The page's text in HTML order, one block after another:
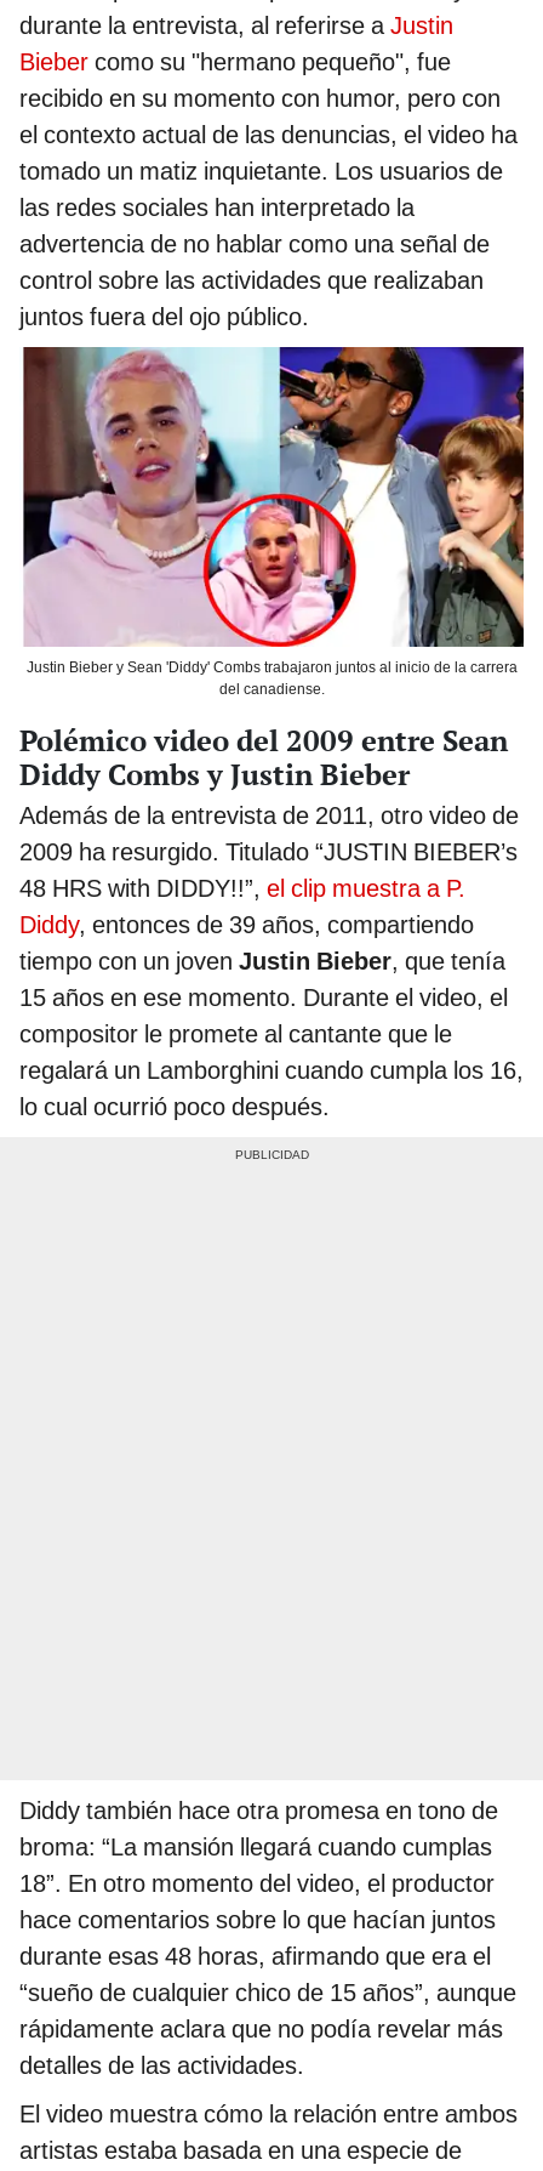
durante la entrevista, al referirse aJustin
Bieber como su "hermano pequeño", fue
recibido en su momento con humor, pero con
el contexto actual de las denuncias, el video ha
tomado un matiz inquietante. Los usuarios de
las redes sociales han interpretado la
advertencia de no hablar como una señal de
control sobre las actividades que realizaban
juntos fuera del ojo público.
Justin Bieber y Sean 'Diddy' Combs trabajaron juntos al inicio de la carrera
del canadiense.
Polémico video del 2009 entre Sean
Diddy Combs y Justin Bieber
Además de la entrevista de 2011, otro video de
2009 ha resurgido. Titulado “JUSTIN BIEBER’s
48 HRS with DIDDY!!”, el clip muestra a P.
Diddy, entonces de 39 años, compartiendo
tiempo con un joven Justin Bieber, que tenía
15 años en ese momento. Durante el video, el
compositor le promete al cantante que le
regalará un Lamborghini cuando cumpla los 16,
lo cual ocurrió poco después.
Diddy también hace otra promesa en tono de
broma: “La mansión llegará cuando cumplas
18”. En otro momento del video, el productor
hace comentarios sobre lo que hacían juntos
durante esas 48 horas, afirmando que era el
“sueño de cualquier chico de 15 años”, aunque
rápidamente aclara que no podía revelar más
detalles de las actividades.
El video muestra cómo la relación entre ambos
artistas estaba basada en una especie de